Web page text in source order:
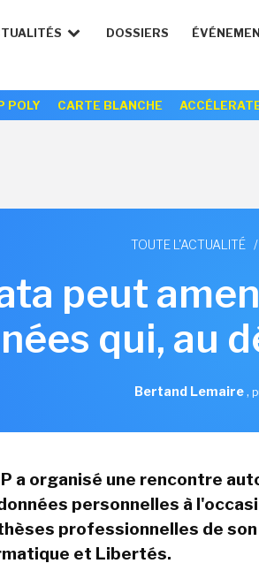
DOSSIERS
POLY CARTE BLANCHE
TOUTE L'ACTUALITÉ /
peut
qui, au
Bertand Lemaire,
a organisé une rencontre
personnelles à
professionnelles de
et Libertés.